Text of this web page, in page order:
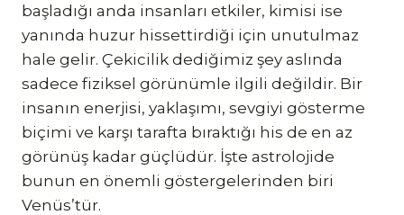
başladığı anda insanları etkiler, kimisi ise
yanında huzur hissettirdiği için unutulmaz
hale gelir. Çekicilik dediğimiz şey aslında
sadece fiziksel görünümle ilgili değildir. Bir
insanın enerjisi, yaklaşımı, sevgiyi gösterme
biçimi ve karşı tarafta bıraktığı his de en az
görünüş kadar güçlüdür. İşte astrolojide
bunun en önemli göstergelerinden biri
Venüs’tür.